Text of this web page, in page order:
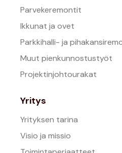
Parvekeremontit
Ikkunat ja ovet
Parkkihalli- ja
Muut pienkunnostustyöt
Projektinjohtourakat
Yritys
Yrityksen tarina
Visio ja missio